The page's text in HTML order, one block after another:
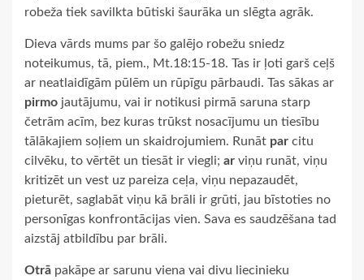
robeža tiek savilkta būtiski šaurāka un slēgta agrāk.
Dieva vārds mums par šo galējo robežu sniedz
noteikumus, tā, piem., Mt.18:15-18. Tas ir ļoti garš ceļš
ar neatlaidīgām pūlēm un rūpīgu pārbaudi. Tas sākas ar
pirmo jautājumu, vai ir notikusi pirmā saruna starp
četrām acīm, bez kuras trūkst nosacījumu un tiesību
tālākajiem soļiem un skaidrojumiem. Runāt par citu
cilvēku, to vērtēt un tiesāt ir viegli; ar viņu runāt, viņu
kritizēt un vest uz pareiza ceļa, viņu nepazaudēt,
pieturēt, saglabāt viņu kā brāli ir grūti, jau bīstoties no
personīgas konfrontācijas vien. Sava es saudzēšana tad
aizstāj atbildību par brāli.
Otrā pakāpe ar sarunu viena vai divu liecinieku